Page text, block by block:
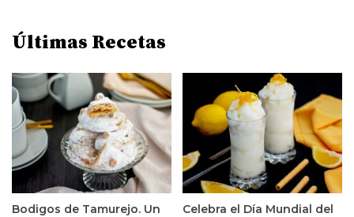
Últimas Recetas
Bodigos de Tamurejo. Un
Celebra el Día Mundial del